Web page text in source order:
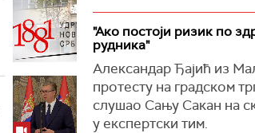
"Ако постоји ризик по
рудника"
Александар Ђајић из
протесту на градском
слушао Сању Сакан на
у експертски тим.